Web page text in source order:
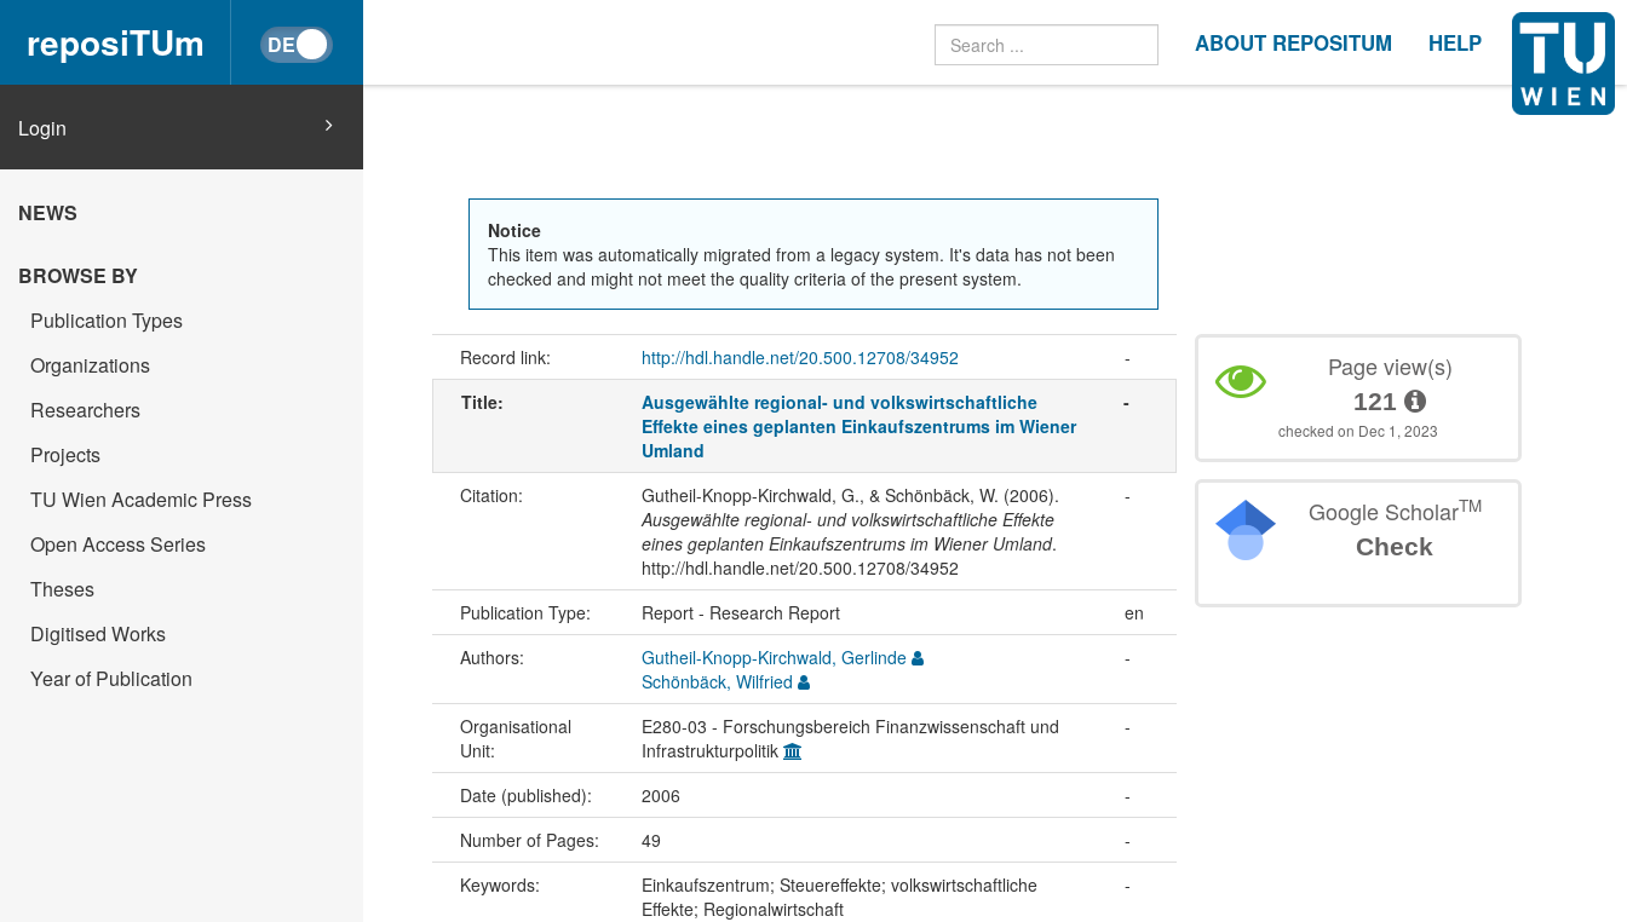
reposiTUm ABOUT REPOSITUM HELP
Login
NEWS
BROWSE BY
Publication Types
Organizations
Researchers
Projects
TU Wien Academic Press
Open Access Series
Theses
Digitised Works
Year of Publication
Notice
This item was automatically migrated from a legacy system. It's data has not been
checked and might not meet the quality criteria of the present system.
Record link: http://hdl.handle.net/20.500.12708/34952
-
Title:
Ausgewählte regional- und volkswirtschaftliche
Effekte eines geplanten Einkaufszentrums im Wiener
Umland
-
Citation:
Gutheil-Knopp-Kirchwald, G., & Schönbäck, W. (2006).
Ausgewählte regional- und volkswirtschaftliche Effekte
eines geplanten Einkaufszentrums im Wiener Umland.
http://hdl.handle.net/20.500.12708/34952
-
Publication Type: Report - Research Report
en
Authors:
Gutheil-Knopp-Kirchwald, Gerlinde
Schönbäck, Wilfried
-
Organisational
Unit:
E280-03 - Forschungsbereich Finanzwissenschaft und
Infrastrukturpolitik
-
Date (published): 2006
-
Number of Pages:
49
-
Keywords:
Einkaufszentrum; Steuereffekte; volkswirtschaftliche
Effekte; Regionalwirtschaft
-
Page view(s)
121
checked on Dec 1, 2023
Google ScholarTM
Check